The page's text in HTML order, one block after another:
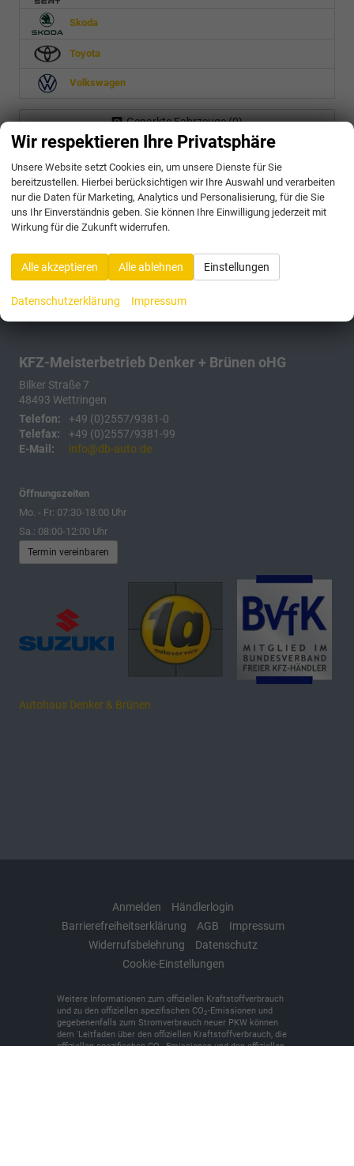
Skoda
Toyota
Volkswagen
Geparkte Fahrzeuge (0)
175 Fahrzeuge
KFZ-Meisterbetrieb Denker + Brünen oHG
Bilker Straße 7
48493 Wettringen
Telefon:
+49 (0)2557/9381-0
Telefax:
+49 (0)2557/9381-99
E-Mail:
info@db-auto.de
Öffnungszeiten
Mo. - Fr: 07:30-18:00 Uhr
Sa.: 08:00-12:00 Uhr
Termin vereinbaren
Autohaus Denker & Brünen
Anmelden
Händlerlogin
Barrierefreiheitserklärung
AGB
Impressum
Widerrufsbelehrung
Datenschutz
Cookie-Einstellungen
Weitere Informationen zum offiziellen Kraftstoffverbrauch
und zu den offiziellen spezifischen CO2-Emissionen und
gegebenenfalls zum Stromverbrauch neuer PKW können
dem 'Leitfaden über den offiziellen Kraftstoffverbrauch, die
offiziellen spezifischen CO -Emissionen und den offiziellen
Wir respektieren Ihre Privatsphäre
Unsere Website setzt Cookies ein, um unsere Dienste für Sie
bereitzustellen. Hierbei berücksichtigen wir Ihre Auswahl und verarbeiten
nur die Daten für Marketing, Analytics und Personalisierung, für die Sie
uns Ihr Einverständnis geben. Sie können Ihre Einwilligung jederzeit mit
Wirkung für die Zukunft widerrufen.
Alle akzeptieren Alle ablehnen Einstellungen
Datenschutzerklärung Impressum